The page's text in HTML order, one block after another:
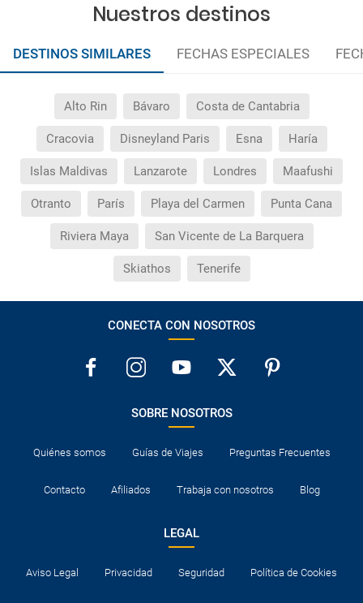
Nuestros destinos
DESTINOS SIMILARES FECHAS ESPECIALES
Alto Rin Bávaro Costa de Cantabria
Cracovia Disneyland Paris Esna Haría
Islas Maldivas Lanzarote Londres Maafushi
Otranto París Playa del Carmen Punta Cana
Riviera Maya San Vicente de La Barquera
Skiathos Tenerife
CONECTA CON NOSOTROS
SOBRE NOSOTROS
Quiénes somos Guías de Viajes Preguntas Frecuentes
Contacto Afiliados Trabaja con nosotros Blog
LEGAL
Aviso Legal Privacidad Seguridad Política de Cookies